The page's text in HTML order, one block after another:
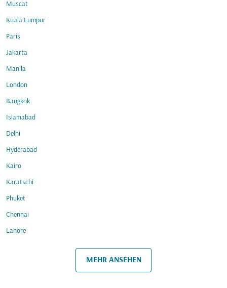
Muscat
Kuala Lumpur
Paris
Jakarta
Manila
London
Bangkok
Islamabad
Delhi
Hyderabad
Kairo
Karatschi
Phuket
Chennai
Lahore
MEHR ANSEHEN